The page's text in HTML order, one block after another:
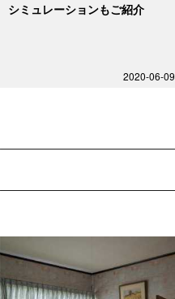
シミュレーションもご紹介
2020-06-09